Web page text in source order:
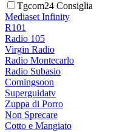
Tgcom24 Consiglia
Mediaset Infinity
R101
Radio 105
Virgin Radio
Radio Montecarlo
Radio Subasio
Comingsoon
Superguidatv
Zuppa di Porro
Non Sprecare
Cotto e Mangiato